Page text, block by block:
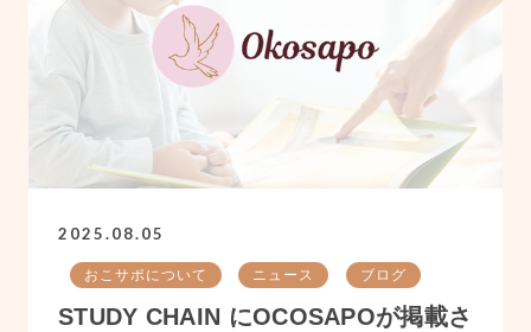
2025.08.05
おこサポについて ニュース ブログ
STUDY CHAIN にOCOSAPOが掲載さ